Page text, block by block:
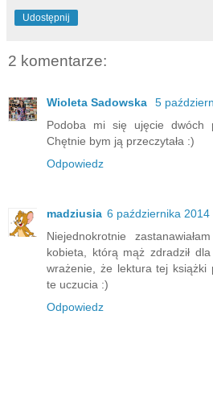
Udostępnij
2 komentarze:
Wioleta Sadowska
5
Podoba mi się ujęcie dwóch
Chętnie bym ją przeczytała :)
Odpowiedz
madziusia 6 października 2014
Niejednokrotnie
kobieta, którą mąż zdradził
wrażenie, że lektura tej książki
te uczucia :)
Odpowiedz